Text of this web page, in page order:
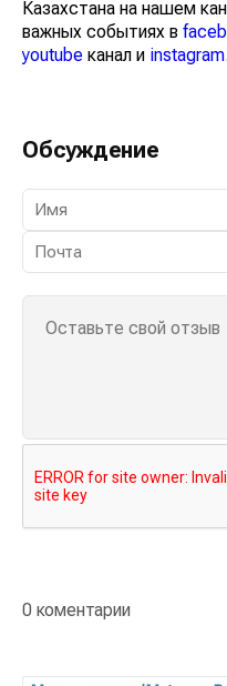
Казахстана на нашем
важных событиях в
youtube канал и instagram.
Обсуждение
0 коментарии